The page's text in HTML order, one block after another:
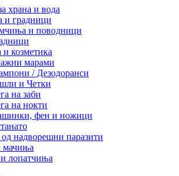
храна и вода
и градници
и поводници
козметика
марами
/ Дезодоранси
и Четки
на заби
на нокти
фен и ножици
надворешни паразити
мачиња
лопатчиња